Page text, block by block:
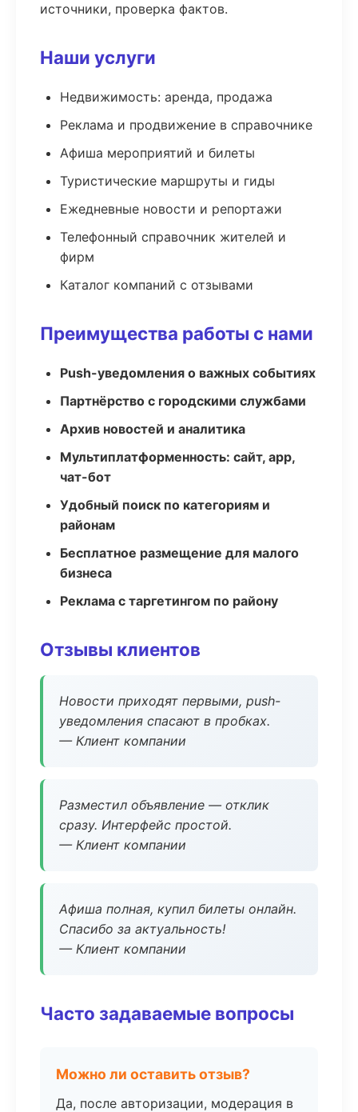
источники, проверка фактов.
Наши услуги
Недвижимость: аренда, продажа
Реклама и продвижение в справочнике
Афиша мероприятий и билеты
Туристические маршруты и гиды
Ежедневные новости и репортажи
Телефонный справочник жителей и
фирм
Каталог компаний с отзывами
Преимущества работы с нами
Push-уведомления о важных событиях
Партнёрство с городскими службами
Архив новостей и аналитика
Мультиплатформенность: сайт, app,
чат-бот
Удобный поиск по категориям и
районам
Бесплатное размещение для малого
бизнеса
Реклама с таргетингом по району
Отзывы клиентов
Новости приходят первыми, push-
уведомления спасают в пробках.
— Клиент компании
Разместил объявление — отклик
сразу. Интерфейс простой.
— Клиент компании
Афиша полная, купил билеты онлайн.
Спасибо за актуальность!
— Клиент компании
Часто задаваемые вопросы
Можно ли оставить отзыв?
Да, после авторизации, модерация в